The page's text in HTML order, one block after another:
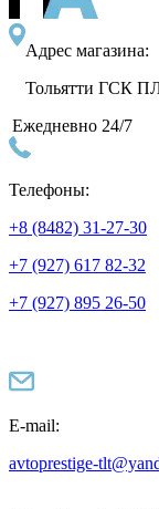
Адрес магазина:
Тольятти ГСК
Ежедневно 24/7
Телефоны:
+8 (8482) 31-27-30
+7 (927) 617 82-32
+7 (927) 895 26-50
E-mail:
avtoprestige-